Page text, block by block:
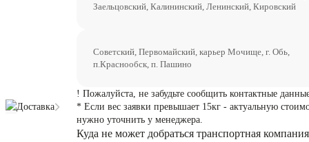
Доставка
Заельцовский, Калининский, Ленинский, Кировский
Советский, Первомайский, карьер Мочище, г. Обь,
п.Краснообск, п. Пашино
! Пожалуйста, не забудьте сообщить контактные
* Если вес заявки превышает 15кг - актуальную
нужно уточнить у менеджера.
Куда не может добраться транспортная